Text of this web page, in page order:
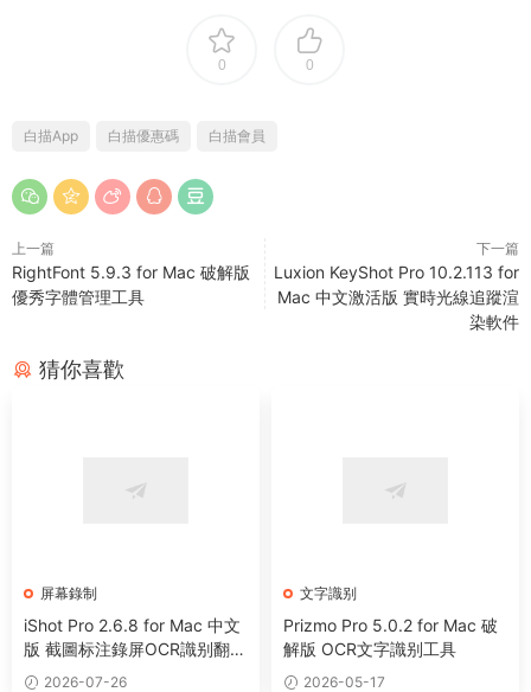
0 0
白描App 白描優惠碼 白描會員
上一篇
RightFont 5.9.3 for Mac 破解版
優秀字體管理工具
下一篇
Luxion KeyShot Pro 10.2.113 for
Mac 中文激活版 實時光線追蹤渲
染軟件
猜你喜歡
屏幕錄制
iShot Pro 2.6.8 for Mac 中文
版 截圖标注錄屏OCR識别翻譯
神器2026-07-26
文字識别
Prizmo Pro 5.0.2 for Mac 破
解版 OCR文字識别工具
2026-05-17